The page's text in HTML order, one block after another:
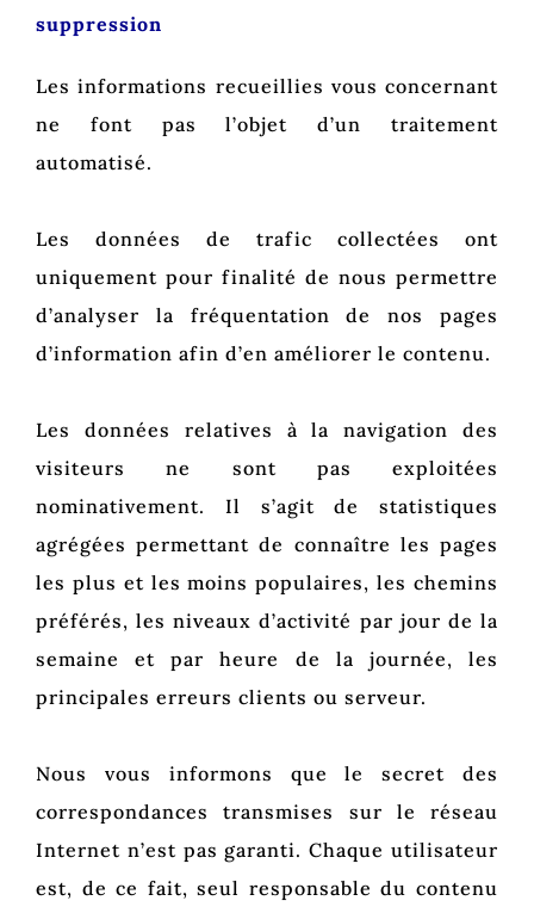
suppression
Les informations recueillies vous concernant
ne font pas l’objet d’un traitement
automatisé.
Les données de trafic collectées ont
uniquement pour finalité de nous permettre
d’analyser la fréquentation de nos pages
d’information afin d’en améliorer le contenu.
Les données relatives à la navigation des
visiteurs ne sont pas exploitées
nominativement. Il s’agit de statistiques
agrégées permettant de connaître les pages
les plus et les moins populaires, les chemins
préférés, les niveaux d’activité par jour de la
semaine et par heure de la journée, les
principales erreurs clients ou serveur.
Nous vous informons que le secret des
correspondances transmises sur le réseau
Internet n’est pas garanti. Chaque utilisateur
est, de ce fait, seul responsable du contenu